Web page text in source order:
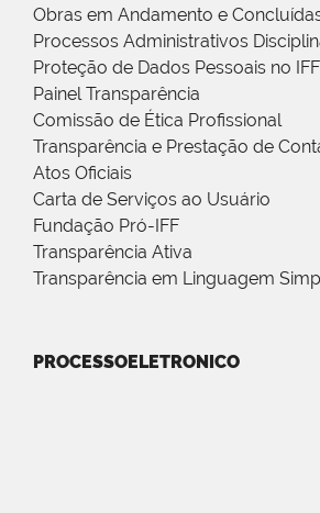
Obras em Andamento e
Processos Administrativos
Proteção de Dados Pessoais no
Painel Transparência
Comissão de Ética Profissional
Transparência e Prestação de
Atos Oficiais
Carta de Serviços ao Usuário
Fundação Pró-IFF
Transparência Ativa
Transparência em Linguagem
PROCESSOELETRONICO